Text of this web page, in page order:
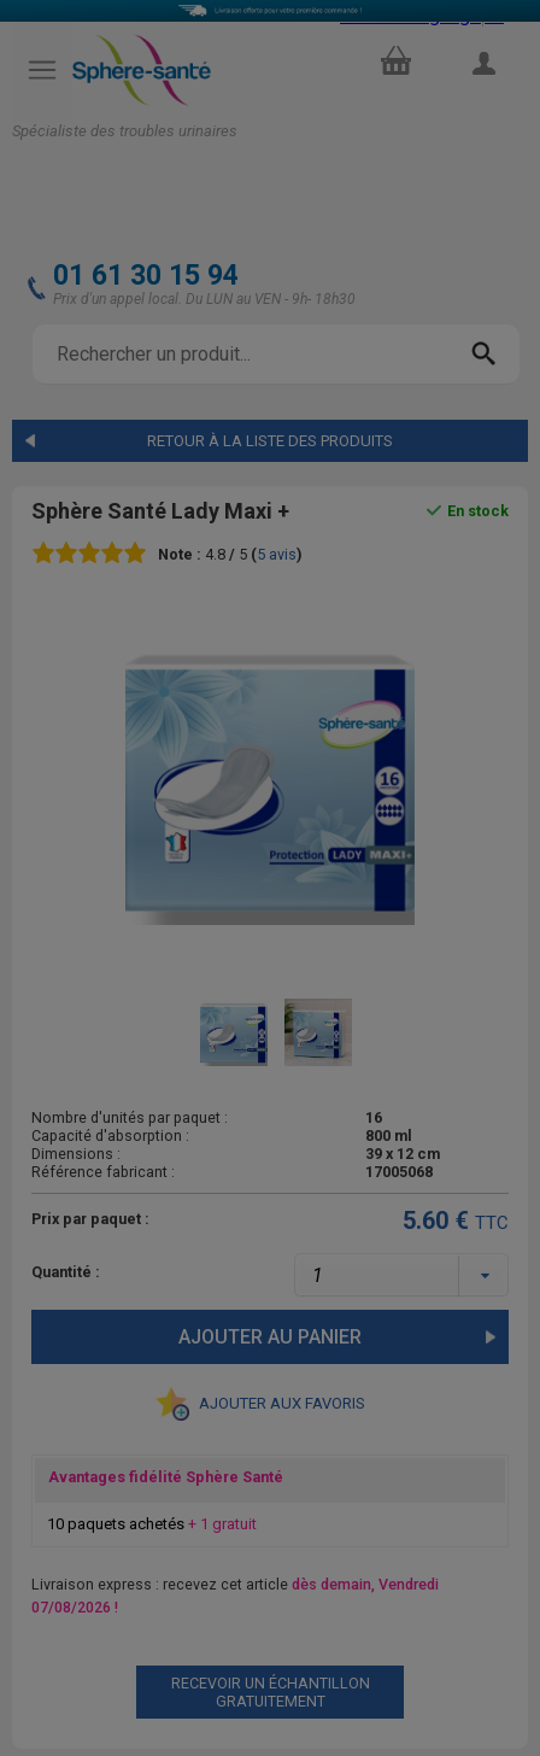
Spécialiste des troubles urinaires
Select Language
PANIER
01 61 30 15 94
Prix d'un appel local. Du LUN au VEN - 9h- 18h30
RETOUR À LA LISTE DES PRODUITS
En stock
Sphère Santé Lady Maxi +
Note : 4.8 / 5 (5 avis)
Nombre d'unités par paquet :
16
Capacité d'absorption :
800 ml
Dimensions :
39 x 12 cm
Référence fabricant :
17005068
Prix par paquet : 5.60 € TTC
Quantité :
AJOUTER AU PANIER
AJOUTER AUX FAVORIS
Avantages fidélité Sphère Santé
10 paquets achetés + 1 gratuit
Livraison express : recevez cet article dès demain, Vendredi
07/08/2026 !
RECEVOIR UN ÉCHANTILLON
GRATUITEMENT